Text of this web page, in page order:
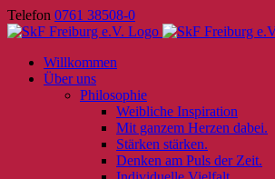
Skip
to
Telefon 0761 38508-0
Willkommen
Über uns
Philosophie
Weibliche Inspiration
Mit ganzem Herzen dabei.
Stärken stärken.
Denken am Puls der Zeit.